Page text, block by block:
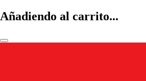
Añadiendo al carrito...